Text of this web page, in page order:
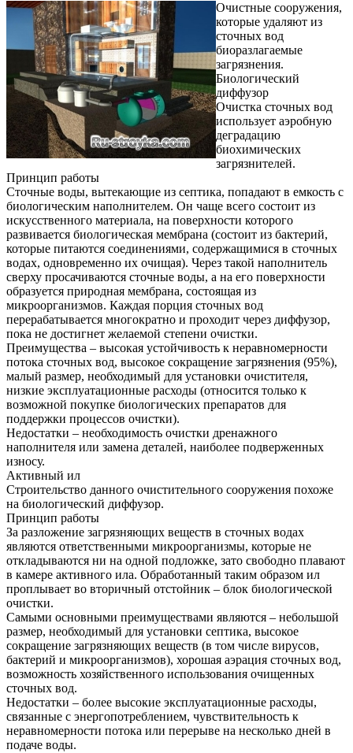
Очистные сооружения,
которые удаляют из
сточных вод
биоразлагаемые
загрязнения.
Биологический
диффузор
Очистка сточных вод
использует аэробную
деградацию
биохимических
загрязнителей.
Принцип работы
Сточные воды, вытекающие из септика, попадают в емкость с
биологическим наполнителем. Он чаще всего состоит из
искусственного материала, на поверхности которого
развивается биологическая мембрана (состоит из бактерий,
которые питаются соединениями, содержащимися в сточных
водах, одновременно их очищая). Через такой наполнитель
сверху просачиваются сточные воды, а на его поверхности
образуется природная мембрана, состоящая из
микроорганизмов. Каждая порция сточных вод
перерабатывается многократно и проходит через диффузор,
пока не достигнет желаемой степени очистки.
Преимущества – высокая устойчивость к неравномерности
потока сточных вод, высокое сокращение загрязнения (95%),
малый размер, необходимый для установки очистителя,
низкие эксплуатационные расходы (относится только к
возможной покупке биологических препаратов для
поддержки процессов очистки).
Недостатки – необходимость очистки дренажного
наполнителя или замена деталей, наиболее подверженных
износу.
Активный ил
Строительство данного очистительного сооружения похоже
на биологический диффузор.
Принцип работы
За разложение загрязняющих веществ в сточных водах
являются ответственными микроорганизмы, которые не
откладываются ни на одной подложке, зато свободно плавают
в камере активного ила. Обработанный таким образом ил
проплывает во вторичный отстойник – блок биологической
очистки.
Самыми основными преимуществами являются – небольшой
размер, необходимый для установки септика, высокое
сокращение загрязняющих веществ (в том числе вирусов,
бактерий и микроорганизмов), хорошая аэрация сточных вод,
возможность хозяйственного использования очищенных
сточных вод.
Недостатки – более высокие эксплуатационные расходы,
связанные с энергопотреблением, чувствительность к
неравномерности потока или перерыве на несколько дней в
подаче воды.